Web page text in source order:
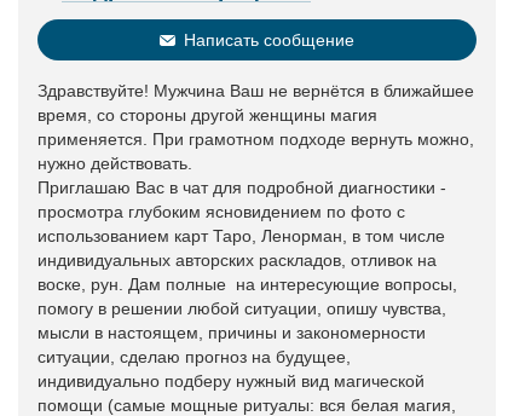
Написать сообщение
Здравствуйте! Мужчина Ваш не вернётся в ближайшее
время, со стороны другой женщины магия
применяется. При грамотном подходе вернуть можно,
нужно действовать.
Приглашаю Вас в чат для подробной диагностики -
просмотра глубоким ясновидением по фото с
использованием карт Таро, Ленорман, в том числе
индивидуальных авторских раскладов, отливок на
воске, рун. Дам полные на интересующие вопросы,
помогу в решении любой ситуации, опишу чувства,
мысли в настоящем, причины и закономерности
ситуации, сделаю прогноз на будущее,
индивидуально подберу нужный вид магической
помощи (самые мощные ритуалы: вся белая магия,